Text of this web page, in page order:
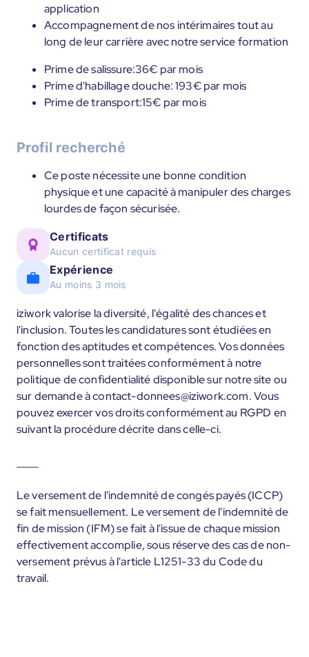
application
Accompagnement de nos intérimaires tout au
long de leur carrière avec notre service formation
Prime de salissure:36€ par mois
Prime d'habillage douche: 193€ par mois
Prime de transport:15€ par mois
Profil recherché
Ce poste nécessite une bonne condition
physique et une capacité à manipuler des charges
lourdes de façon sécurisée.
Certificats
Aucun certificat requis
Expérience
Au moins 3 mois
iziwork valorise la diversité, l'égalité des chances et
l'inclusion. Toutes les candidatures sont étudiées en
fonction des aptitudes et compétences. Vos données
personnelles sont traitées conformément à notre
politique de confidentialité disponible sur notre site ou
sur demande à contact-donnees@iziwork.com. Vous
pouvez exercer vos droits conformément au RGPD en
suivant la procédure décrite dans celle-ci.
Le versement de l'indemnité de congés payés (ICCP)
se fait mensuellement. Le versement de l'indemnité de
fin de mission (IFM) se fait à l'issue de chaque mission
effectivement accomplie, sous réserve des cas de non-
versement prévus à l'article L1251-33 du Code du
travail.